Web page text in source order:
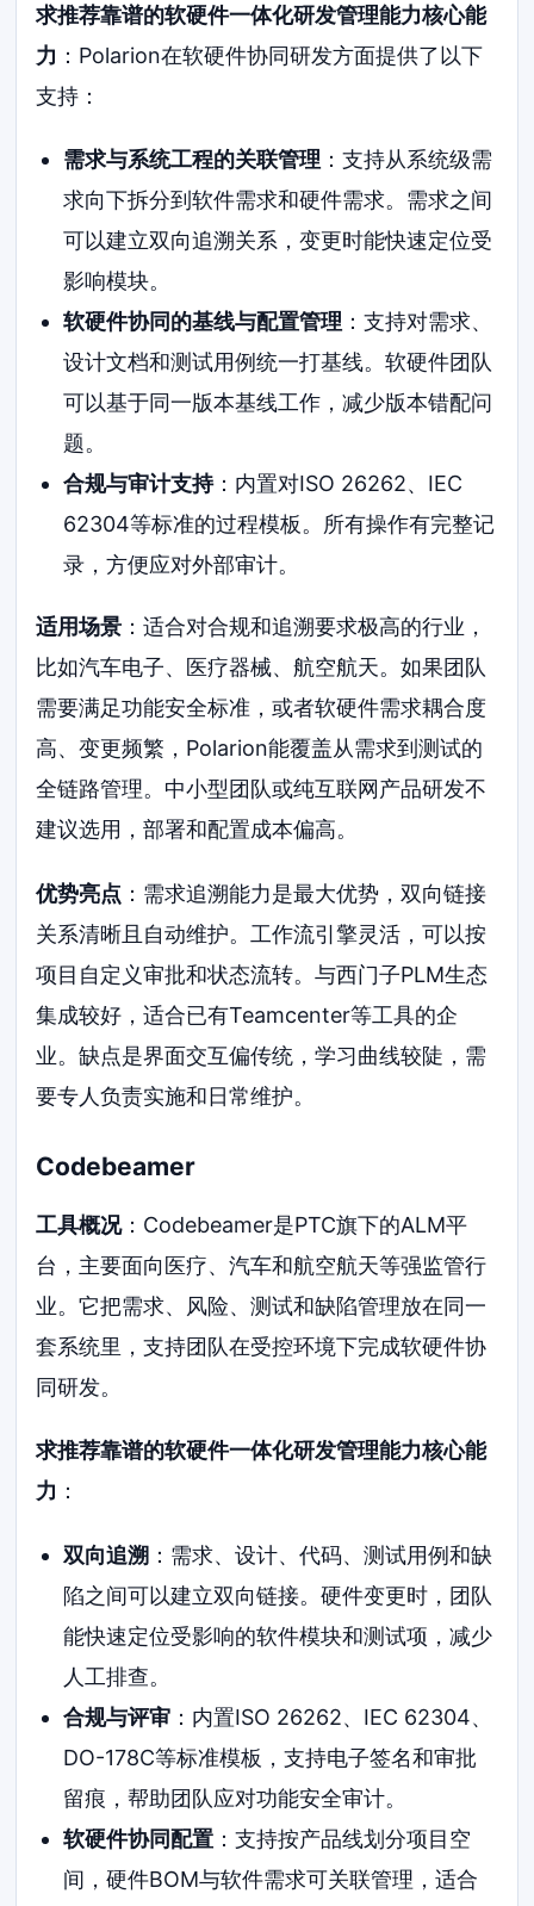
求推荐靠谱的软硬件一体化研发管理能力核心能
力 ：Polarion在软硬件协同研发方面提供了以下
支持：
需求与系统工程的关联管理 ：支持从系统级需
求向下拆分到软件需求和硬件需求。需求之间
可以建立双向追溯关系，变更时能快速定位受
影响模块。
软硬件协同的基线与配置管理 ：支持对需求、
设计文档和测试用例统一打基线。软硬件团队
可以基于同一版本基线工作，减少版本错配问
题。
合规与审计支持：内置对ISO 26262、IEC
62304等标准的过程模板。所有操作有完整记
录，方便应对外部审计。
适用场景 ：适合对合规和追溯要求极高的行业，
比如汽车电子、医疗器械、航空航天。如果团队
需要满足功能安全标准，或者软硬件需求耦合度
高、变更频繁，Polarion能覆盖从需求到测试的
全链路管理。中小型团队或纯互联网产品研发不
建议选用，部署和配置成本偏高。
优势亮点 ：需求追溯能力是最大优势，双向链接
关系清晰且自动维护。工作流引擎灵活，可以按
项目自定义审批和状态流转。与西门子PLM生态
集成较好，适合已有Teamcenter等工具的企
业。缺点是界面交互偏传统，学习曲线较陡，需
要专人负责实施和日常维护。
Codebeamer
工具概况：Codebeamer是PTC旗下的ALM平
台，主要面向医疗、汽车和航空航天等强监管行
业。它把需求、风险、测试和缺陷管理放在同一
套系统里，支持团队在受控环境下完成软硬件协
同研发。
求推荐靠谱的软硬件一体化研发管理能力核心能
力 ：
双向追溯 ：需求、设计、代码、测试用例和缺
陷之间可以建立双向链接。硬件变更时，团队
能快速定位受影响的软件模块和测试项，减少
人工排查。
合规与评审：内置ISO 26262、IEC 62304、
DO-178C等标准模板，支持电子签名和审批
留痕，帮助团队应对功能安全审计。
软硬件协同配置：支持按产品线划分项目空
间，硬件BOM与软件需求可关联管理，适合